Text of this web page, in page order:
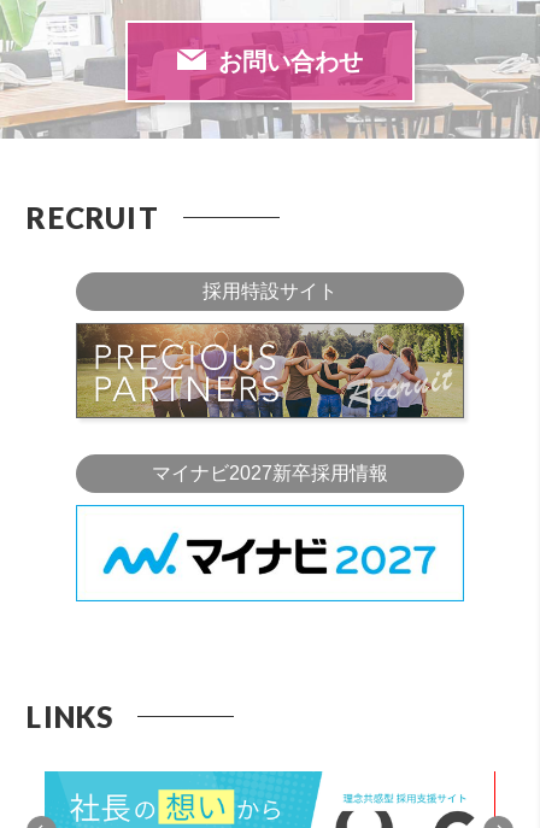
お問い合わせ
RECRUIT
採用特設サイト
マイナビ2027新卒採用情報
LINKS